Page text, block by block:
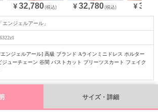
¥32,780(税込) ¥ 32,780(税込) ¥
エンジェルアール」
エンジェルアール] 高級 ブランド Aラインミニドレス ホルター
ジューチェーン 谷間 バストカット プリーツスカート フェイク
サイズ・詳細